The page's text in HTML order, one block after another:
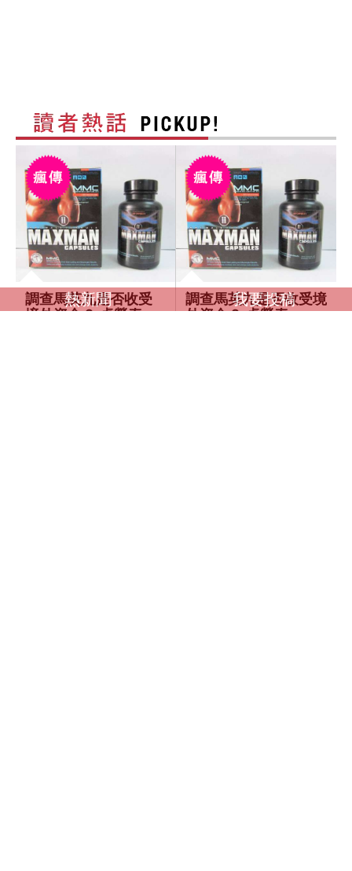
調查馬英九是否收受
境外資金？ 卓榮泰：
調查馬英九是否收受境
外資金？ 卓榮泰：一
熱新聞 我要投稿